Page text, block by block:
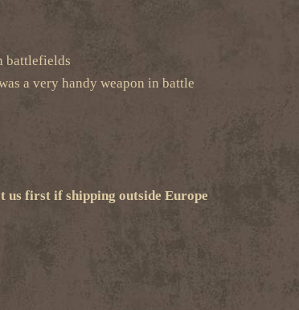
battlefields
a very handy weapon in battle
us first if shipping outside Europe